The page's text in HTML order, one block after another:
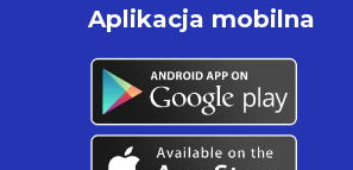
Aplikacja mobilna